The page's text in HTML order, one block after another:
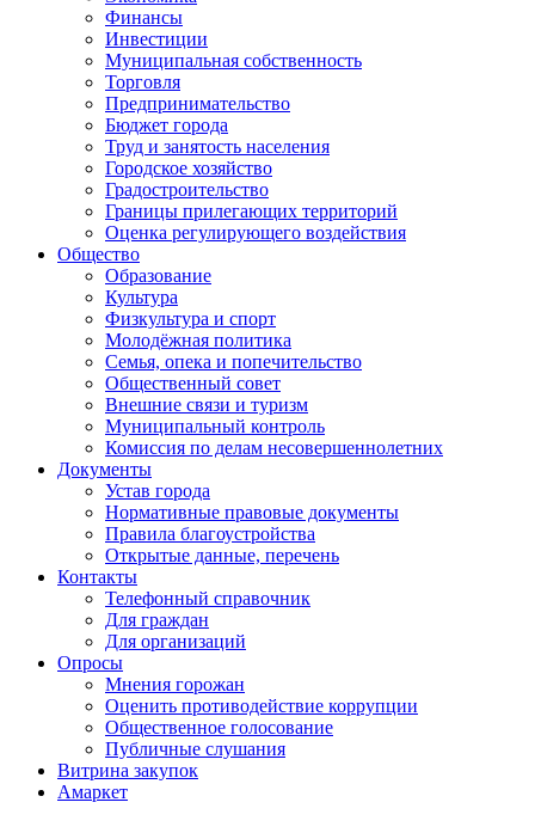
Финансы
Инвестиции
Муниципальная собственность
Торговля
Предпринимательство
Бюджет города
Труд и занятость населения
Городское хозяйство
Градостроительство
Границы прилегающих территорий
Оценка регулирующего воздействия
Общество
Образование
Культура
Физкультура и спорт
Молодёжная политика
Семья, опека и попечительство
Общественный совет
Внешние связи и туризм
Муниципальный контроль
Комиссия по делам несовершеннолетних
Документы
Устав города
Нормативные правовые документы
Правила благоустройства
Открытые данные, перечень
Контакты
Телефонный справочник
Для граждан
Для организаций
Опросы
Мнения горожан
Оценить противодействие коррупции
Общественное голосование
Публичные слушания
Витрина закупок
Амаркет